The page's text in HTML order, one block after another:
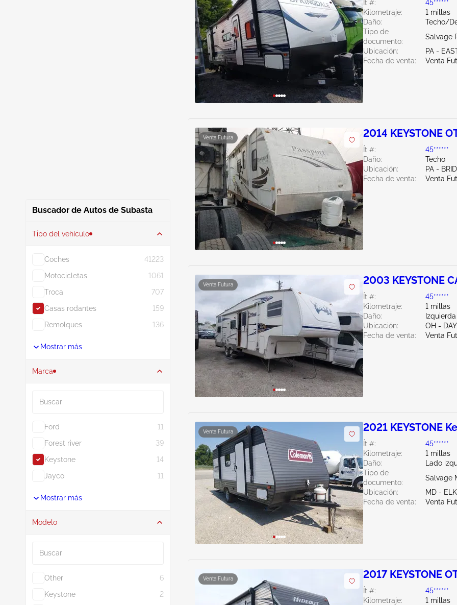
Buscador de Autos de Subasta
Tipo del vehículo
Coches
41223
Motocicletas
1061
Troca
707
Casas rodantes
159
Remolques
136
Mostrar más
Marca
Ford
11
Forest river
39
Keystone
14
Jayco
11
Mostrar más
Modelo
Other
6
Keystone
2
Ít #:
45******
Kilometraje:
1 millas
Daño:
Techo/
Tipo de
documento:
Salvage
Ubicación:
PA -
Fecha de venta:
Venta
Venta Futura 2014 KEYSTONE
Ít #:
45******
Daño:
Techo
Ubicación:
PA -
Fecha de venta:
Venta
Venta Futura 2003 KEYSTONE
Ít #:
45******
Kilometraje:
1 millas
Daño:
Ubicación:
OH -
Fecha de venta:
Venta
Venta Futura 2021 KEYSTONE
Ít #:
45******
Kilometraje:
1 millas
Daño:
Lado
Tipo de
documento:
Salvage
Ubicación:
MD -
Fecha de venta:
Venta
Venta Futura 2017 KEYSTONE
Ít #:
45******
Kilometraje:
1 millas